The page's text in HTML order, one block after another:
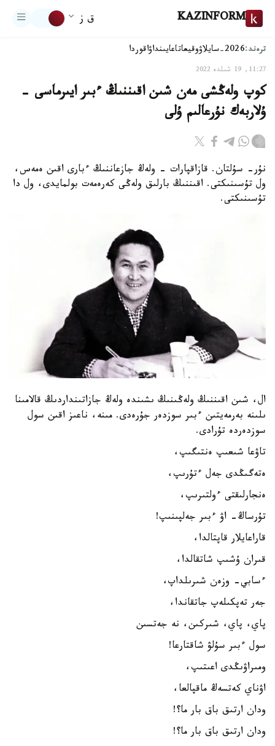
KAZINFORM ق ز
ترەند:2026-سايلاۋ وقيعاتاعايىنداۋاقوردا
11:27, 19 شىلدە 2022
كوپ ولەڭشى مەن شىن اقىننىڭ ءبىر ايىرماسى -
ۇلاربەك نۇرعالىم ۇلى
نۇر- سۇلتان. قازاقپارات - ولەڭ جازعاننىڭ ءبارى اقىن ەمەس،
ول تۇسىنىكتى. اقىننىڭ بارلىق ولەڭى كەرەمەت بولمايدى، ول دا
تۇسىنىكتى.
ال، شىن اقىننىڭ ولەڭىنىڭ ىشىندە ولەڭ جازاتىنداردىڭ قالامىنا
ىلىنە بەرمەيتىن ءبىر سوزدەر جۇرەدى. مىنە، ناعىز اقىن سول
سوزدەردە تۇرادى.
تاۋعا شىعىپ ەنتىگىپ،
ەتەگىڭدى جەل ءتۇرىپ،
ەنجارلىقتى ءولتىرىپ،
تۇرساڭ- اۋ ءبىر جەلپىنىپ!
قاراعايلار قاپتالدا،
قىران ۇشىپ شاتقالدا،
ءسابي- وزەن شىرىلداپ،
جەر تەپكىلەپ جاتقاندا،
پاي، پاي، شىركىن، نە جەتسىن
سول ءبىر سۇلۋ شاقتارعا!
ومىراۋىڭدى اعىتىپ،
اۋناي كەتسەڭ ماقپالعا،
ودان ارتىق باق بار ما؟!
ودان ارتىق باق بار ما؟!